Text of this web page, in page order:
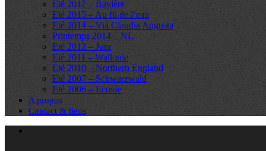
Eté 2017 – Bavière
Eté 2015 – Au fil de l’eau
Eté 2014 – Via Claudia Augusta
Printemps 2014 – NL
Eté 2012 – Jura
Eté 2011 – Wallonie
Eté 2010 – Northern England
Eté 2007 – Schwarzwald
Eté 2006 – Ecosse
A propos
Contact & liens